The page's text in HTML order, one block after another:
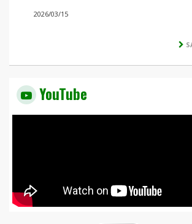
2026/03/15
YouTube